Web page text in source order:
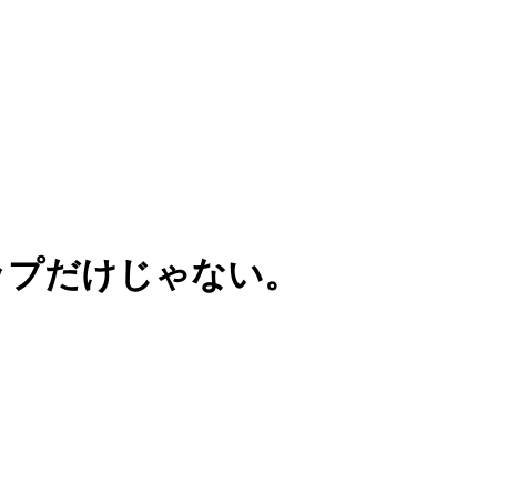
だけじゃない。